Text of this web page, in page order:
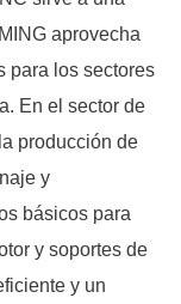
aprovecha
para los sectores
En el sector de
producción de
y
básicos para
y soportes de
y un